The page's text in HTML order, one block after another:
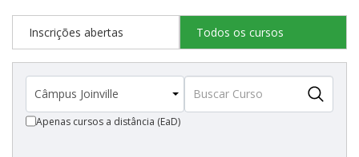
Processo de Inscrição
Resultados
Resultados Vagas Remanescentes
Inscrições abertas Todos os cursos
Apenas cursos a distância (EaD)